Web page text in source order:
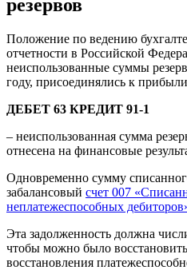
резервов
Положение по ведению
отчетности в Российской
неиспользованные суммы
году, присоединялись к
ДЕБЕТ 63 КРЕДИТ 91-1
– неиспользованная сумма
отнесена на финансовые
Одновременно сумму
забалансовый счет 007
неплатежеспособных
Эта задолженность должна
чтобы можно было
восстановления